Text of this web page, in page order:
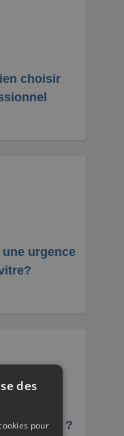
choisir
urgence
?
des
pour